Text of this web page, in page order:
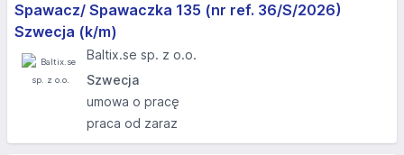
Spawacz/ Spawaczka 135 (nr ref. 36/S/2026)
Szwecja (k/m)
Baltix.se sp. z o.o.
Szwecja
umowa o pracę
praca od zaraz